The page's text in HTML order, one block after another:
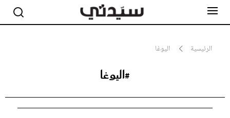
الرئيسية اليوغا
#اليوغا
جمال
صحة ورشاقة